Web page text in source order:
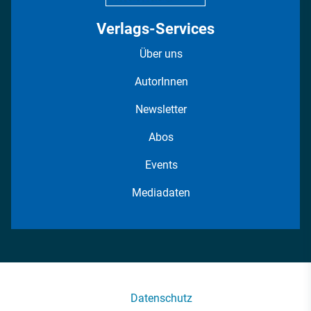
Verlags-Services
Über uns
AutorInnen
Newsletter
Abos
Events
Mediadaten
Datenschutz